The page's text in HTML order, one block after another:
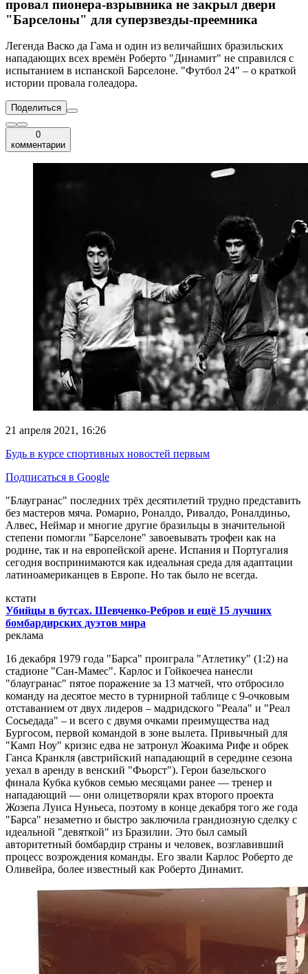
провал пионера-взрывника не закрыл двери
"Барселоны" для суперзвезды-преемника
Легенда Васко да Гама и один из величайших бразильских
нападающих всех времён Роберто "Динамит" не справился с
испытанием в испанской Барселоне. "Футбол 24" – о краткой
истории провала голеадора.
Поделиться
0
комментарии
21 апреля 2021, 16:26
Будь в курсе спортивных новостей первым
Подписаться в Google
"Блаугранас" последних трёх десятилетий трудно представить
без мастеров мяча. Ромарио, Роналдо, Ривалдо, Роналдиньо,
Алвес, Неймар и многие другие бразильцы в значительной
степени помогли "Барселоне" завоевывать трофеи как на
родине, так и на европейской арене. Испания и Португалия
сегодня воспринимаются как идеальная среда для адаптации
латиноамериканцев в Европе. Но так было не всегда.
кстати
Убийцы в бутсах. Шевченко-Ребров и ещё 15 лучших
бомбардирских дуэтов мира
реклама
16 декабря 1979 года "Барса" проиграла "Атлетику" (1:2) на
стадионе "Сан-Мамес". Карлос и Гойкоечеа нанесли
"блаугранас" пятое поражение за 13 матчей, что отбросило
команду на десятое место в турнирной таблице с 9-очковым
отставанием от двух лидеров – мадридского "Реала" и "Реал
Сосьедада" – и всего с двумя очками преимущества над
Бургосом, первой командой в зоне вылета. Привычный для
"Камп Ноу" кризис едва не затронул Жоакима Рифе и обрек
Ганса Кранкля (австрийский нападающий в середине сезона
уехал в аренду в венский "Фьорст"). Герои базельского
финала Кубка кубков семью месяцами ранее — тренер и
нападающий — они олицетворяли крах второго проекта
Жозепа Луиса Нуньеса, поэтому в конце декабря того же года
"Барса" незаметно и быстро заключила грандиозную сделку с
идеальной "девяткой" из Бразилии. Это был самый
авторитетный бомбардир страны и человек, возглавивший
процесс возрождения команды. Его звали Карлос Роберто де
Оливейра, более известный как Роберто Динамит.